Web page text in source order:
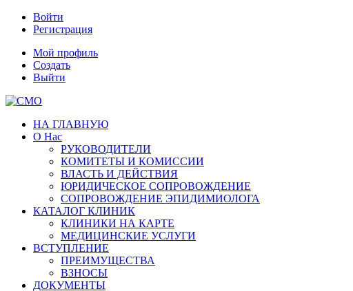
Войти
Регистрация
Мой профиль
Создать
Выйти
НА ГЛАВНУЮ
О Нас
РУКОВОДИТЕЛИ
КОМИТЕТЫ И КОМИССИИ
ВЛАСТЬ И ДЕЙСТВИЯ
ЮРИДИЧЕСКОЕ СОПРОВОЖДЕНИЕ
СОПРОВОЖДЕНИЕ ЭПИДИМИОЛОГА
КАТАЛОГ КЛИНИК
КЛИНИКИ НА КАРТЕ
МЕДИЦИНСКИЕ УСЛУГИ
ВСТУПЛЕНИЕ
ПРЕИМУЩЕСТВА
ВЗНОСЫ
ДОКУМЕНТЫ